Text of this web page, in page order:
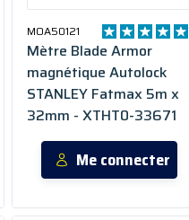
MOA50121
Mètre Blade Armor
magnétique Autolock
STANLEY Fatmax 5m x
32mm - XTHT0-33671
Me connecter